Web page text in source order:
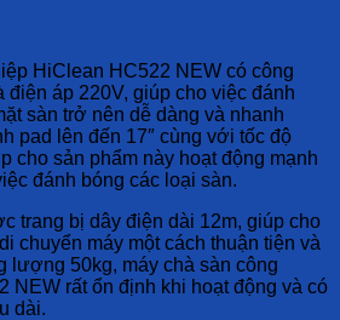
HiClean HC522 NEW có công
điện áp 220V, giúp cho việc đánh
sàn trở nên dễ dàng và nhanh
pad lên đến 17″ cùng với tốc độ
cho sản phẩm này hoạt động mạnh
đánh bóng các loại sàn.
trang bị dây điện dài 12m, giúp cho
chuyển máy một cách thuận tiện và
lượng 50kg, máy chà sàn công
NEW rất ổn định khi hoạt động và có
dài.